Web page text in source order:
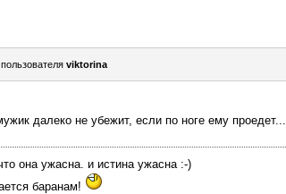
пользователя viktorina
далеко не убежит, если по ноге ему проедет...
она ужасна. и истина ужасна :-)
баранам!